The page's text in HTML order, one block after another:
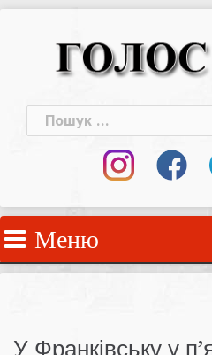
Пошук:
Меню
У Франківську у